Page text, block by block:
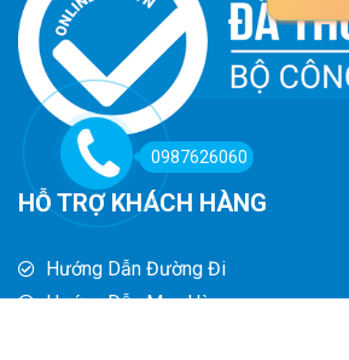
HỖ TRỢ KHÁCH HÀNG
Hướng Dẫn Đường Đi
Hướng Dẫn Mua Hàng
0987626060